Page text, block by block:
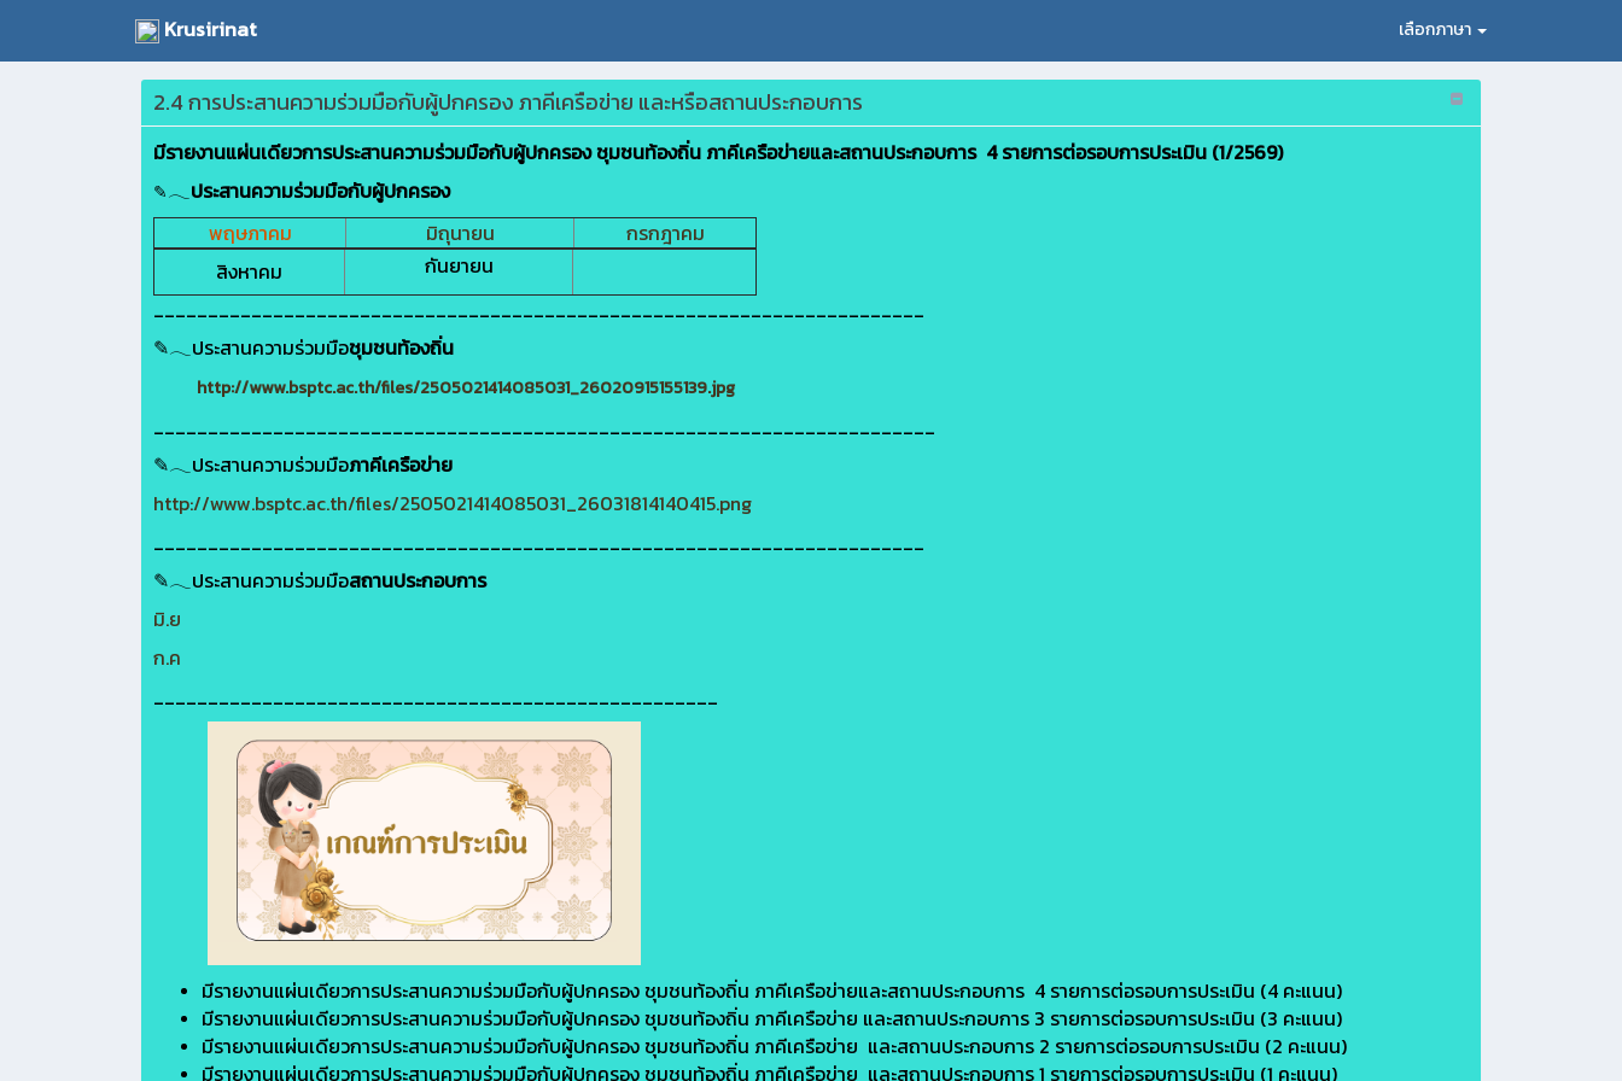
Krusirinat เลือกภาษา
2.4 การประสานความร่วมมือกับผู้ปกครอง ภาคีเครือข่าย และหรือสถานประกอบการ
มีรายงานแผ่นเดียวการประสานความร่วมมือกับผู้ปกครอง ชุมชนท้องถิ่น ภาคีเครือข่ายและสถานประกอบการ 4 รายการต่อรอบการประเมิน (1/2569)
✎𓂃ประสานความร่วมมือกับผู้ปกครอง
พฤษภาคม
มิถุนายน
กรกฎาคม
สิงหาคม
กันยายน
_______________________________________________________________________
✎𓂃ประสานความร่วมมือชุมชนท้องถิ่น
http://www.bsptc.ac.th/files/2505021414085031_26020915155139.jpg
________________________________________________________________________
✎𓂃ประสานความร่วมมือภาคีเครือข่าย
http://www.bsptc.ac.th/files/2505021414085031_26031814140415.png
_______________________________________________________________________
✎𓂃ประสานความร่วมมือสถานประกอบการ
มิ.ย
ก.ค
____________________________________________________
มีรายงานแผ่นเดียวการประสานความร่วมมือกับผู้ปกครอง ชุมชนท้องถิ่น ภาคีเครือข่ายและสถานประกอบการ 4 รายการต่อรอบการประเมิน (4 คะแนน)
มีรายงานแผ่นเดียวการประสานความร่วมมือกับผู้ปกครอง ชุมชนท้องถิ่น ภาคีเครือข่าย และสถานประกอบการ 3 รายการต่อรอบการประเมิน (3 คะแนน)
มีรายงานแผ่นเดียวการประสานความร่วมมือกับผู้ปกครอง ชุมชนท้องถิ่น ภาคีเครือข่าย และสถานประกอบการ 2 รายการต่อรอบการประเมิน (2 คะแนน)
มีรายงานแผ่นเดียวการประสานความร่วมมือกับผู้ปกครอง ชุมชนท้องถิ่น ภาคีเครือข่าย และสถานประกอบการ 1 รายการต่อรอบการประเมิน (1 คะแนน)